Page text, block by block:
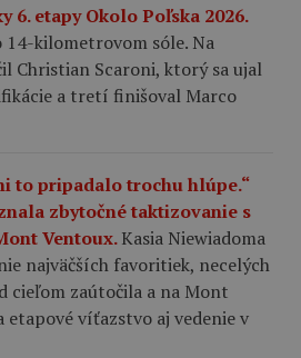
6. etapy Okolo Poľska 2026.
14-kilometrovom sóle. Na
Christian Scaroni, ktorý sa ujal
a tretí finišoval Marco
to pripadalo trochu hlúpe.“
zbytočné taktizovanie s
Ventoux.Kasia Niewiadoma
najväčších favoritiek, necelých
cieľom zaútočila a na Mont
etapové víťazstvo aj vedenie v